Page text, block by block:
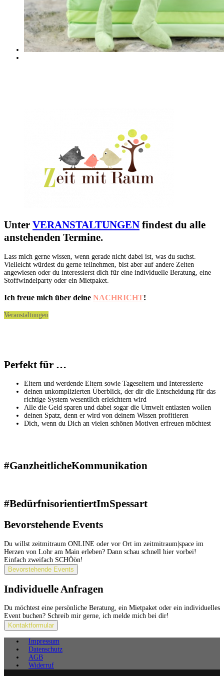
Unter VERANSTALTUNGEN findest du alle
anstehenden Termine.
Lass mich gerne wissen, wenn gerade nicht dabei ist, was du suchst.
Vielleicht würdest du gerne teilnehmen, bist aber auf andere Zeiten
angewiesen oder du interessierst dich für eine individuelle Beratung, eine
Stoffwindelparty oder ein Mietpaket.
Ich freue mich über deine NACHRICHT!
Veranstaltungen
Perfekt für …
Eltern und werdende Eltern sowie Tageseltern und Interessierte
deinen unkomplizierten Überblick, der dir die Entscheidung für das
richtige System wesentlich erleichtern wird
Alle die Geld sparen und dabei sogar die Umwelt entlasten wollen
deinen Spatz, denn er wird von deinem Wissen profitieren
Dich, wenn du Dich an vielen schönen Motiven erfreuen möchtest
#GanzheitlicheKommunikation
#BedürfnisorientiertImSpessart
Bevorstehende Events
Du willst zeitmitraum ONLINE oder vor Ort im zeitmitraum|space im
Herzen von Lohr am Main erleben? Dann schau schnell hier vorbei!
Einfach zweifach SCHÖön!
Bevorstehende Events
Individuelle Anfragen
Du möchtest eine persönliche Beratung, ein Mietpaket oder ein individuelles
Event buchen? Schreib mir gerne, ich melde mich bei dir!
Kontaktformular
Impressum
Datenschutz
AGB
Widerruf